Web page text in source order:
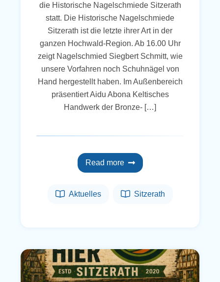
die Historische Nagelschmiede Sitzerath
statt. Die Historische Nagelschmiede
Sitzerath ist die letzte ihrer Art in der
ganzen Hochwald-Region. Ab 16.00 Uhr
zeigt Nagelschmied Siegbert Schmitt, wie
unsere Vorfahren noch Schuhnägel von
Hand hergestellt haben. Im Außenbereich
präsentiert Aidu Abona Keltisches
Handwerk der Bronze- […]
Read more
Aktuelles Sitzerath